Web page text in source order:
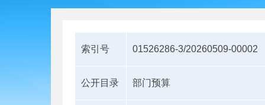
索引号 01526286-3/20260509-00002
公开目录 部门预算